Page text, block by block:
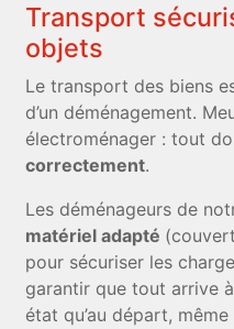
Transport
objets
Le transport des biens
d’un déménagement.
électroménager : tout
correctement.
Les déménageurs de
matériel adapté
pour sécuriser les
garantir que tout arrive
état qu’au départ,